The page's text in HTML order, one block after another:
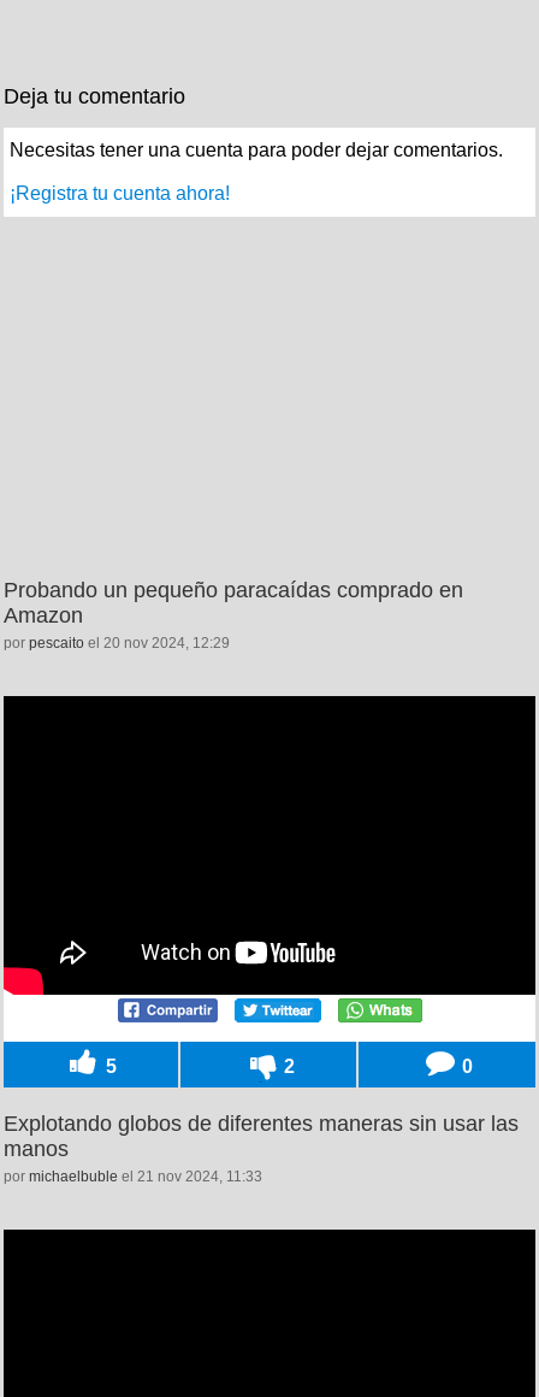
Deja tu comentario
Necesitas tener una cuenta para poder dejar comentarios.
¡Registra tu cuenta ahora!
Probando un pequeño paracaídas comprado en
Amazon
por pescaito el 20 nov 2024, 12:29
5 2 0
Explotando globos de diferentes maneras sin usar las
manos
por michaelbuble el 21 nov 2024, 11:33